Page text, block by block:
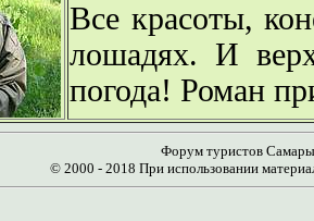
Все красоты,
лошадях. И
погода! Роман
Форум туристов Самары
© 2000 - 2018 При использовании